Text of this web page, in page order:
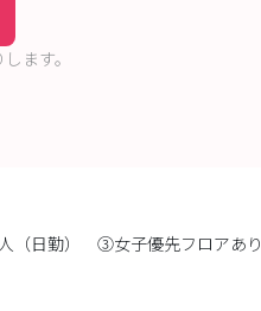
ます。
（日勤） ③女子優先フロアあり